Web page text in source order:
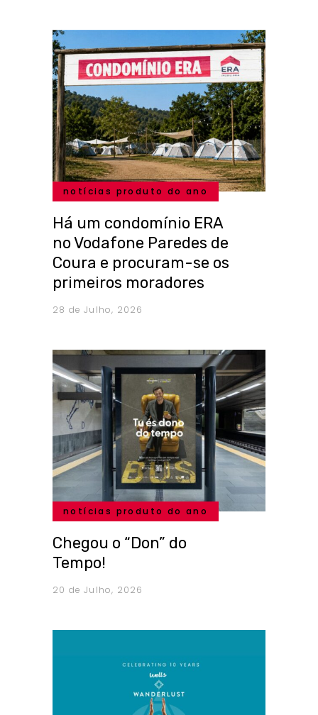
notícias produto do ano
Há um condomínio ERA
no Vodafone Paredes de
Coura e procuram-se os
primeiros moradores
28 de Julho, 2026
notícias produto do ano
Chegou o “Don” do
Tempo!
20 de Julho, 2026